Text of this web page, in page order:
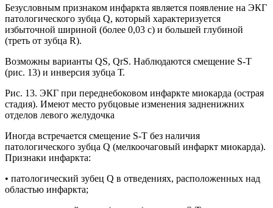
Безусловным признаком инфаркта является появление на ЭКГ
патологического зубца Q, который характеризуется
избыточной шириной (более 0,03 с) и большей глубиной
(треть от зубца R).
Возможны варианты QS, QrS. Наблюдаются смещение S-Т
(рис. 13) и инверсия зубца Т.
Рис. 13. ЭКГ при переднебоковом инфаркте миокарда (острая
стадия). Имеют место рубцовые изменения задненижних
отделов левого желудочка
Иногда встречается смещение S-Т без наличия
патологического зубца Q (мелкоочаговый инфаркт миокарда).
Признаки инфаркта:
• патологический зубец Q в отведениях, расположенных над
областью инфаркта;